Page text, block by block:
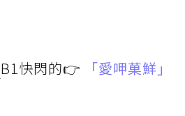
B1快閃的👉 「愛呷菓鮮」